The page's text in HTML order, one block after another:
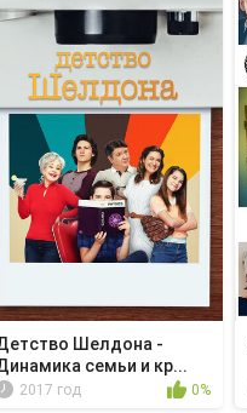
Шелдона -
семьи и кр...
2017 год 0%